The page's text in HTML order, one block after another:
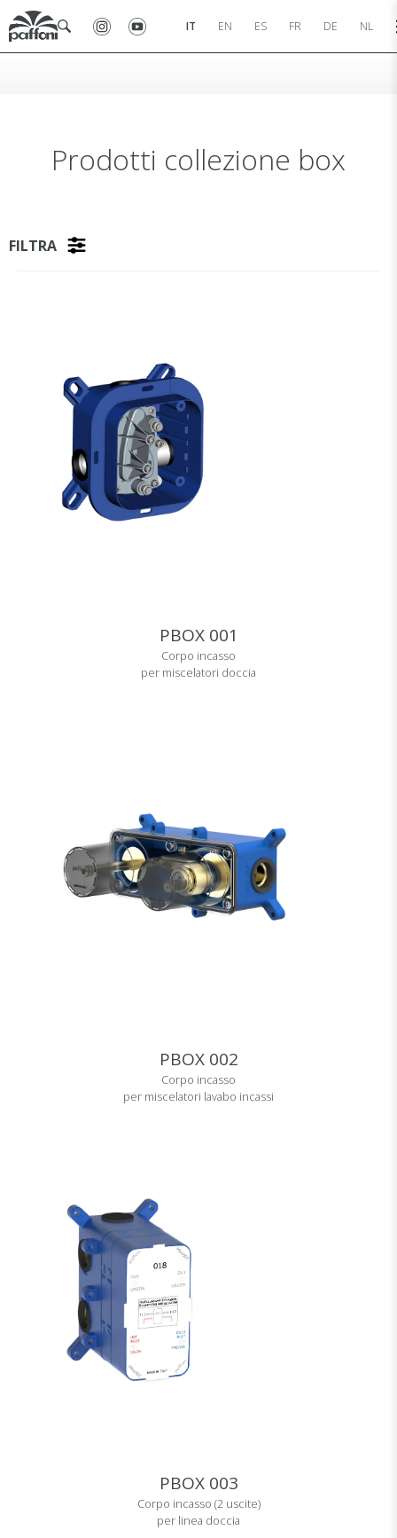
IT EN ES FR DE NL
Prodotti collezione box
FILTRA
PBOX 001
Corpo incasso
per miscelatori doccia
PBOX 002
Corpo incasso
per miscelatori lavabo incassi
PBOX 003
Corpo incasso (2 uscite)
per linea doccia